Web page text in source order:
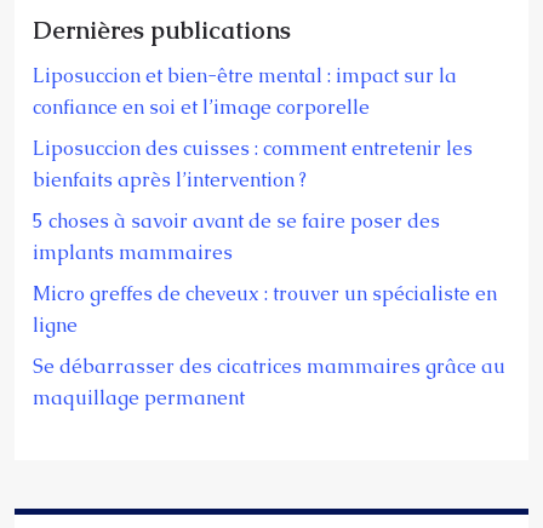
Dernières publications
Liposuccion et bien-être mental : impact sur la
confiance en soi et l’image corporelle
Liposuccion des cuisses : comment entretenir les
bienfaits après l’intervention ?
5 choses à savoir avant de se faire poser des
implants mammaires
Micro greffes de cheveux : trouver un spécialiste en
ligne
Se débarrasser des cicatrices mammaires grâce au
maquillage permanent